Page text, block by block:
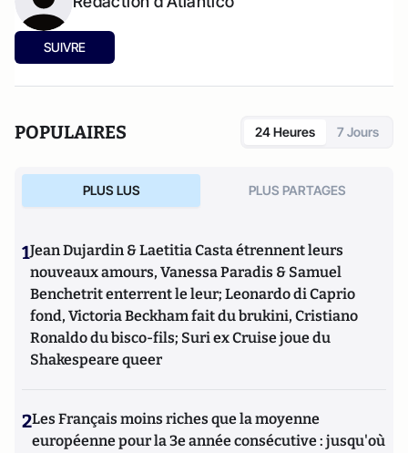
SUIVRE
POPULAIRES 24 Heures 7 Jours
PLUS LUS PLUS PARTAGES
1Jean Dujardin & Laetitia Casta étrennent leurs
nouveaux amours, Vanessa Paradis & Samuel
Benchetrit enterrent le leur; Leonardo di Caprio
fond, Victoria Beckham fait du brukini, Cristiano
Ronaldo du bisco-fils; Suri ex Cruise joue du
Shakespeare queer
2Les Français moins riches que la moyenne
européenne pour la 3e année consécutive : jusqu'où